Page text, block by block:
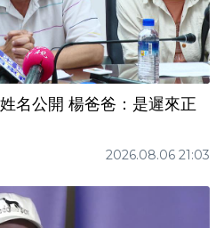
名公開 楊爸爸：是遲來正
2026.08.06 21:03